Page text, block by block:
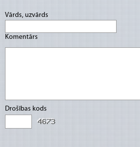
Vārds, uzvārds
Komentārs
Drošības kods